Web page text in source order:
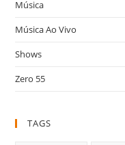
Música
Música Ao Vivo
Shows
Zero 55
TAGS